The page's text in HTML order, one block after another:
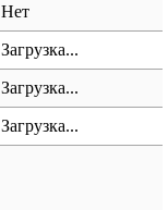
Нет
Загрузка...
Загрузка...
Загрузка...